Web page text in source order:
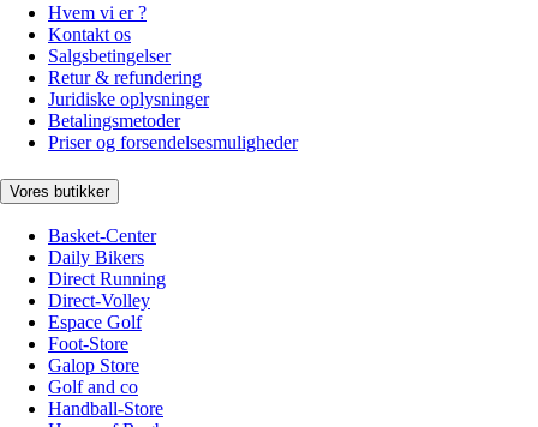
Hvem vi er ?
Kontakt os
Salgsbetingelser
Retur & refundering
Juridiske oplysninger
Betalingsmetoder
Priser og forsendelsesmuligheder
Vores butikker
Basket-Center
Daily Bikers
Direct Running
Direct-Volley
Espace Golf
Foot-Store
Galop Store
Golf and co
Handball-Store